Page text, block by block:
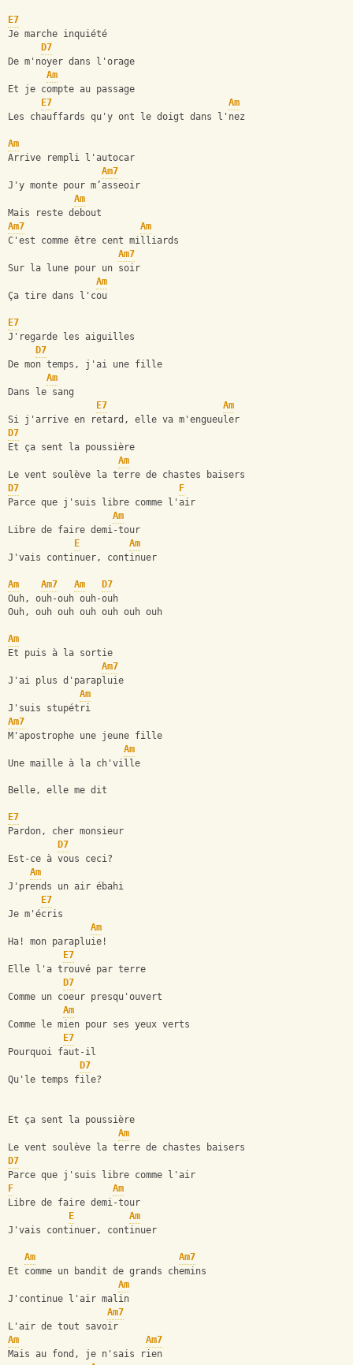
E7
Je marche inquiété
D7
De m'noyer dans l'orage
Am
Et je compte au passage
E7
Am
Les chauffards qu'y ont le doigt dans l'nez
Am
Arrive rempli l'autocar
Am7
J'y monte pour m’asseoir
Am
Mais reste debout
Am7
Am
C'est comme être cent milliards
Am7
Sur la lune pour un soir
Am
Ça tire dans l'cou
E7
J'regarde les aiguilles
D7
De mon temps, j'ai une fille
Am
Dans le sang
E7
Am
Si j'arrive en retard, elle va m'engueuler
D7
Et ça sent la poussière
Am
Le vent soulève la terre de chastes baisers
D7
F
Parce que j'suis libre comme l'air
Am
Libre de faire demi-tour
E
Am
J'vais continuer, continuer
Am Am7 Am
D7
Ouh, ouh-ouh ouh-ouh
Ouh, ouh ouh ouh ouh ouh ouh
Am
Et puis à la sortie
Am7
J'ai plus d'parapluie
Am
J'suis stupétri
Am7
M'apostrophe une jeune fille
Am
Une maille à la ch'ville
Belle, elle me dit
E7
Pardon, cher monsieur
D7
Est-ce à vous ceci?
Am
J'prends un air ébahi
E7
Je m'écris
Am
Ha! mon parapluie!
E7
Elle l'a trouvé par terre
D7
Comme un coeur presqu'ouvert
Am
Comme le mien pour ses yeux verts
E7
Pourquoi faut-il
D7
Qu'le temps file?
Et ça sent la poussière
Am
Le vent soulève la terre de chastes baisers
D7
Parce que j'suis libre comme l'air
F
Am
Libre de faire demi-tour
E
Am
J'vais continuer, continuer
Am
Am7
Et comme un bandit de grands chemins
Am
J'continue l'air malin
Am7
L'air de tout savoir
Am
Am7
Mais au fond, je n'sais rien